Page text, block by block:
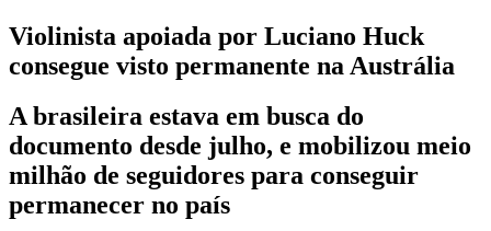
Violinista apoiada por Luciano Huck
consegue visto permanente na Austrália
A brasileira estava em busca do
documento desde julho, e mobilizou meio
milhão de seguidores para conseguir
permanecer no país